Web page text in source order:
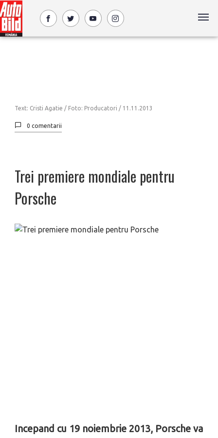
Text: Cristi Agatie / Foto: Producatori / 11.11.2013
0 comentarii
Trei premiere mondiale pentru
Porsche
Incepand cu 19 noiembrie 2013, Porsche va